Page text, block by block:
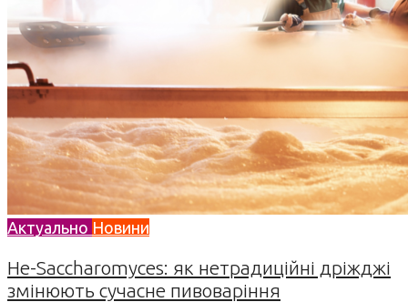
Актуально Новини
Не-Saccharomyces: як нетрадиційні дріжджі
змінюють сучасне пивоваріння